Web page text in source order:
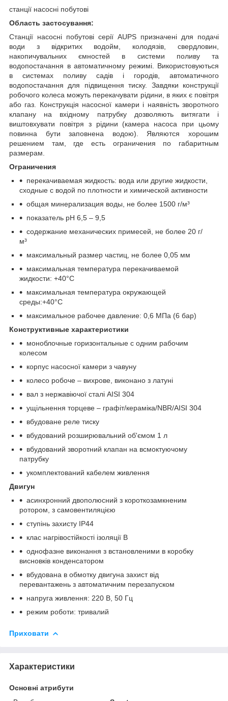
станції насосні побутові
Область застосування:
Станції насосні побутові серії AUPS призначені для подачі
води з відкритих водойм, колодязів, свердловин,
накопичувальних ємностей в системи поливу та
водопостачання в автоматичному режимі. Використовуються
в системах поливу садів і городів, автоматичного
водопостачання для підвищення тиску. Завдяки конструкції
робочого колеса можуть перекачувати рідини, в яких є повітря
або газ. Конструкція насосної камери і наявність зворотного
клапану на вхідному патрубку дозволяють витягати і
виштовхувати повітря з рідини (камера насоса при цьому
повинна бути заповнена водою). Являются хорошим
решением там, где есть ограничения по габаритным
размерам.
Ограничения
перекачиваемая жидкость: вода или другие жидкости,
сходные с водой по плотности и химической активности
общая минерализация воды, не более 1500 г/м³
показатель рН 6,5 – 9,5
содержание механических примесей, не более 20 г/
м³
максимальный размер частиц, не более 0,05 мм
максимальная температура перекачиваемой
жидкости: +40°С
максимальная температура окружающей
среды:+40°С
максимальное рабочее давление: 0,6 МПа (6 бар)
Конструктивные характеристики
моноблочные горизонтальные с одним рабочим
колесом
корпус насосної камери з чавуну
колесо робоче – вихрове, виконано з латуні
вал з нержавіючої сталі AISI 304
ущільнення торцеве – графіт/кераміка/NBR/AISI 304
вбудоване реле тиску
вбудований розширювальний об'ємом 1 л
вбудований зворотний клапан на всмоктуючому
патрубку
укомплектований кабелем живлення
Двигун
асинхронний двополюсний з короткозамкненим
ротором, з самовентиляцією
ступінь захисту IP44
клас нагрівостійкості ізоляції В
однофазне виконання з встановленими в коробку
висновків конденсатором
вбудована в обмотку двигуна захист від
перевантажень з автоматичним перезапуском
напруга живлення: 220 В, 50 Гц
режим роботи: тривалий
Приховати
Характеристики
Основні атрибути